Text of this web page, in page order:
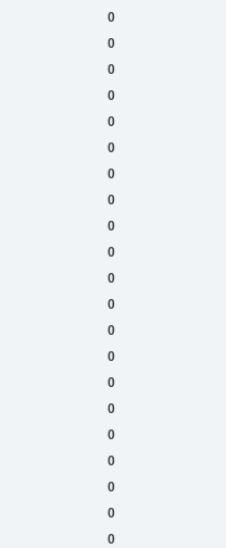
0
0
0
0
0
0
0
0
0
0
0
0
0
0
0
0
0
0
0
0
0